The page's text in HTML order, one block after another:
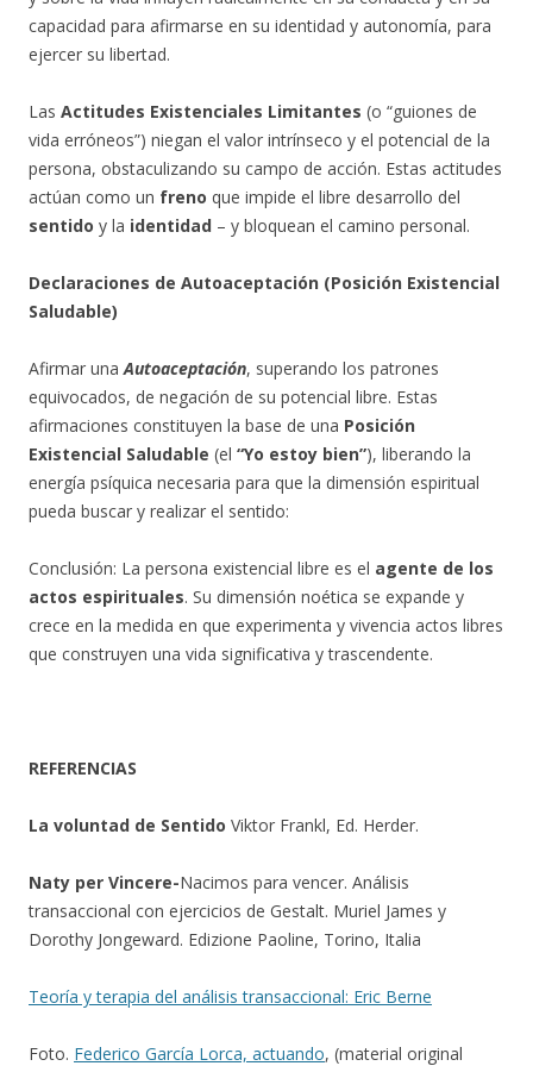
capacidad para afirmarse en su identidad y autonomía, para
ejercer su libertad.
Las Actitudes Existenciales Limitantes (o “guiones de
vida erróneos”) niegan el valor intrínseco y el potencial de la
persona, obstaculizando su campo de acción. Estas actitudes
actúan como un freno que impide el libre desarrollo del
sentido y la identidad – y bloquean el camino personal.
Declaraciones de Autoaceptación (Posición Existencial
Saludable)
Afirmar una Autoaceptación, superando los patrones
equivocados, de negación de su potencial libre. Estas
afirmaciones constituyen la base de una Posición
Existencial Saludable (el “Yo estoy bien”), liberando la
energía psíquica necesaria para que la dimensión espiritual
pueda buscar y realizar el sentido:
Conclusión: La persona existencial libre es el agente de los
actos espirituales. Su dimensión noética se expande y
crece en la medida en que experimenta y vivencia actos libres
que construyen una vida significativa y trascendente.
REFERENCIAS
La voluntad de Sentido Viktor Frankl, Ed. Herder.
Naty per Vincere-Nacimos para vencer. Análisis
transaccional con ejercicios de Gestalt. Muriel James y
Dorothy Jongeward. Edizione Paoline, Torino, Italia
Teoría y terapia del análisis transaccional: Eric Berne
Foto. Federico García Lorca, actuando, (material original